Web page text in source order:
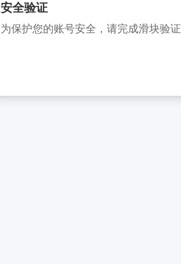
安全验证
为保护您的账号安全，请完成滑块验证